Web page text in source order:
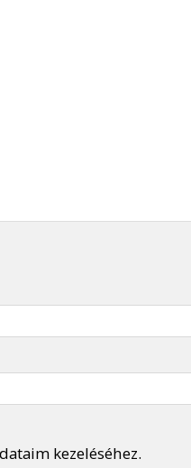
kezeléséhez.